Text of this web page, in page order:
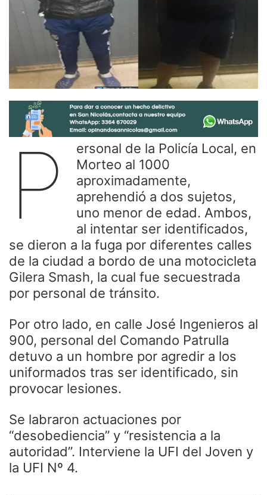
P
ersonal de la Policía Local, en
Morteo al 1000
aproximadamente,
aprehendió a dos sujetos,
uno menor de edad. Ambos,
al intentar ser identificados,
se dieron a la fuga por diferentes calles
de la ciudad a bordo de una motocicleta
Gilera Smash, la cual fue secuestrada
por personal de tránsito.
Por otro lado, en calle José Ingenieros al
900, personal del Comando Patrulla
detuvo a un hombre por agredir a los
uniformados tras ser identificado, sin
provocar lesiones.
Se labraron actuaciones por
“desobediencia” y “resistencia a la
autoridad”. Interviene la UFI del Joven y
la UFI Nº 4.